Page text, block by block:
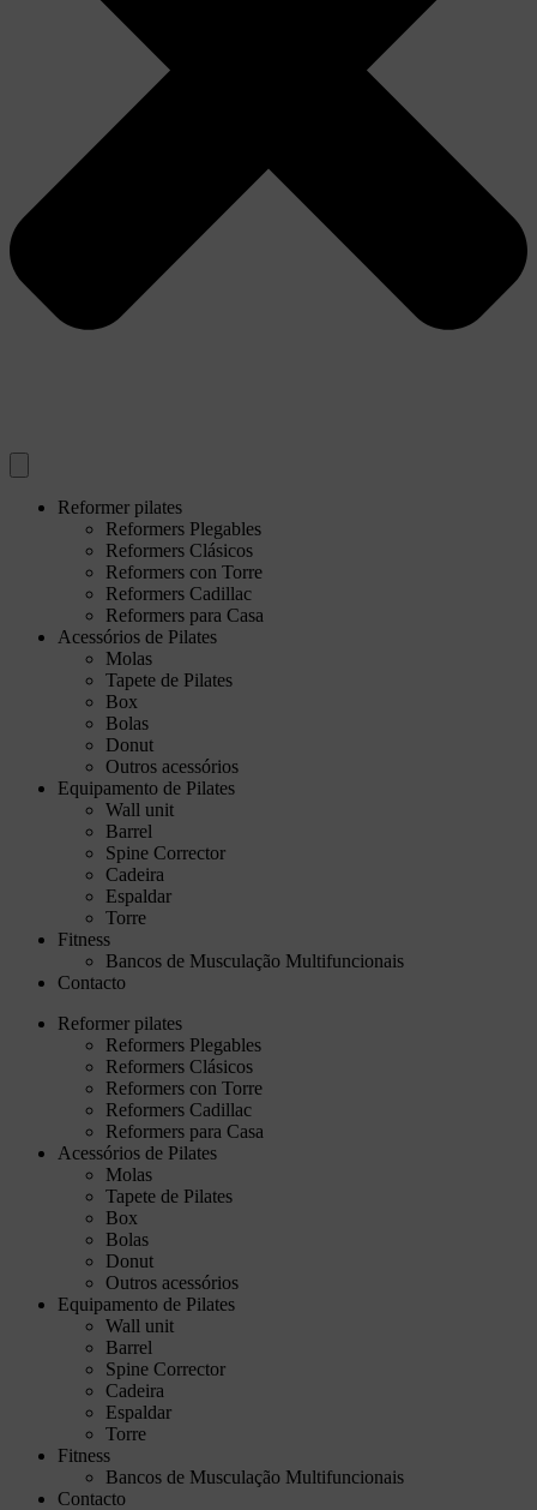
Reformer pilates
Reformers Plegables
Reformers Clásicos
Reformers con Torre
Reformers Cadillac
Reformers para Casa
Acessórios de Pilates
Molas
Tapete de Pilates
Box
Bolas
Donut
Outros acessórios
Equipamento de Pilates
Wall unit
Barrel
Spine Corrector
Cadeira
Espaldar
Torre
Fitness
Bancos de Musculação Multifuncionais
Contacto
Reformer pilates
Reformers Plegables
Reformers Clásicos
Reformers con Torre
Reformers Cadillac
Reformers para Casa
Acessórios de Pilates
Molas
Tapete de Pilates
Box
Bolas
Donut
Outros acessórios
Equipamento de Pilates
Wall unit
Barrel
Spine Corrector
Cadeira
Espaldar
Torre
Fitness
Bancos de Musculação Multifuncionais
Contacto